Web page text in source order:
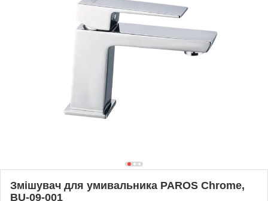
Змішувач для умивальника PAROS Chrome,
BU-09-001